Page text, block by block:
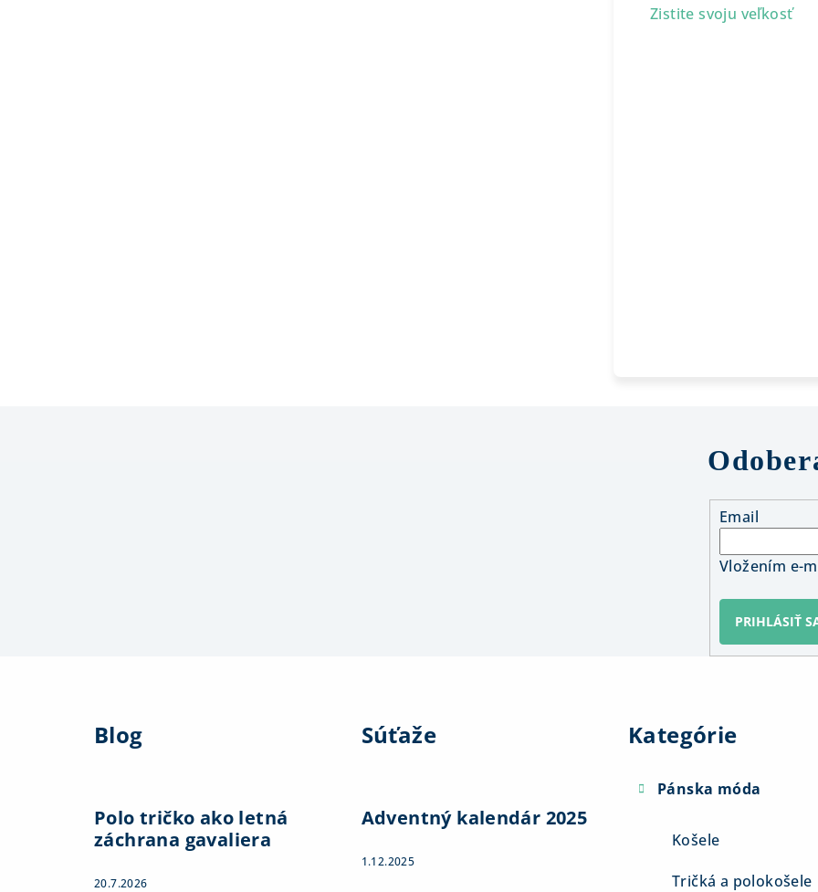
Zistite svoju veľkosť
Email
Vložením e-
PRIHLÁSIŤ
Blog
Polo tričko ako letná
záchrana gavaliera
20.7.2026
Súťaže
Adventný kalendár 2025
1.12.2025
Kategórie
Pánska móda
Košele
Tričká a polokošele